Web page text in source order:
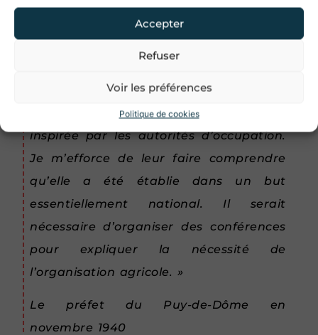
Accepter
Refuser
Voir les préférences
Politique de cookies
imposée par l’occupant, plus qu’un moyen
de subvenir aux besoins de la population
« La réglementation agricole inspire des
craintes aux agriculteurs qui la croient
inspirée par les autorités d’occupation.
Je m’efforce de leur faire comprendre
qu’elle a été établie dans un but
essentiellement national. Il serait
nécessaire d’organiser des conférences
pour expliquer la nécessité de
l’organisation agricole. »
Le préfet du Puy-de-Dôme en
novembre 1940
J'accepte les conditions d'utilisations.
Je m'inscris